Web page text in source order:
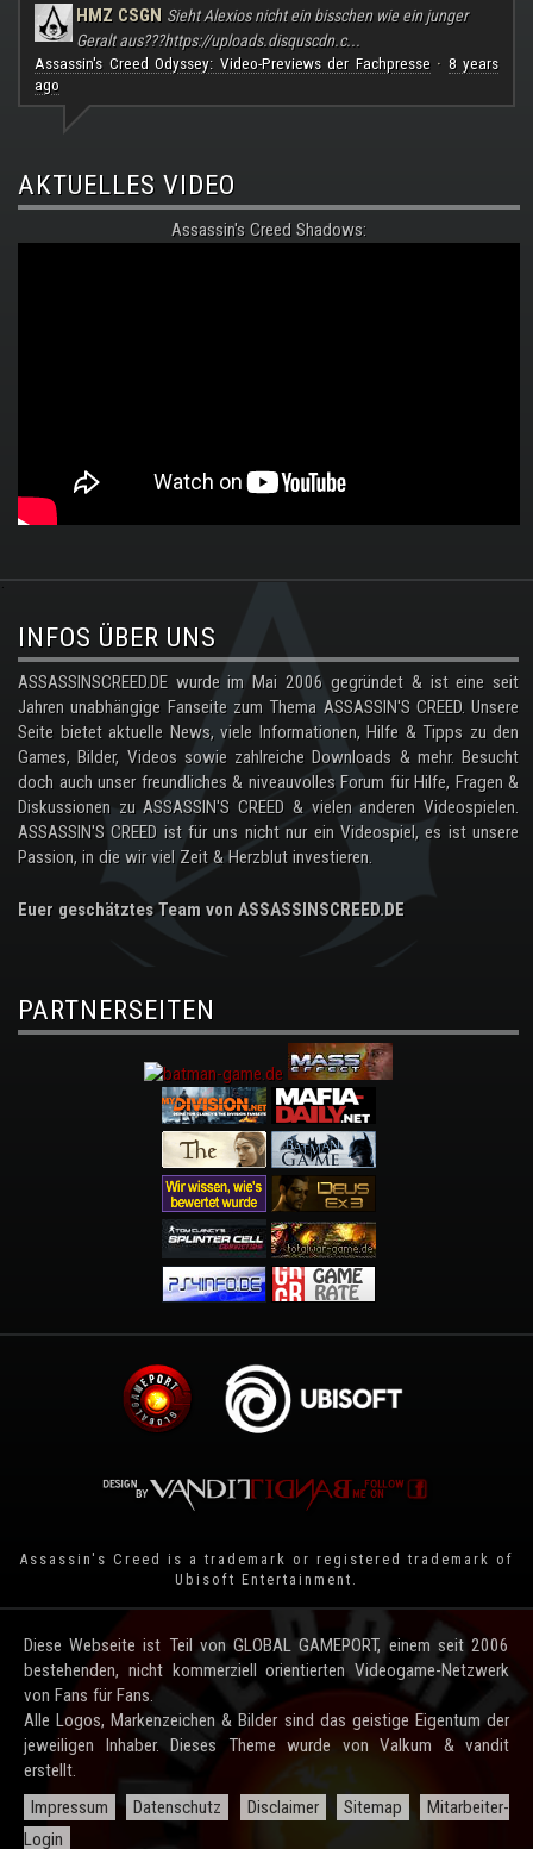
HMZ CSGN Sieht Alexios nicht ein bisschen wie ein junger
Geralt aus???https://uploads.disquscdn.c...
Assassin's Creed Odyssey: Video-Previews der Fachpresse· 8 years
ago
AKTUELLES VIDEO
Assassin's Creed Shadows:
.
INFOS ÜBER UNS
ASSASSINSCREED.DE wurde im Mai 2006 gegründet & ist eine seit
Jahren unabhängige Fanseite zum Thema ASSASSIN'S CREED. Unsere
Seite bietet aktuelle News, viele Informationen, Hilfe & Tipps zu den
Games, Bilder, Videos sowie zahlreiche Downloads & mehr. Besucht
doch auch unser freundliches & niveauvolles Forum für Hilfe, Fragen &
Diskussionen zu ASSASSIN'S CREED & vielen anderen Videospielen.
ASSASSIN'S CREED ist für uns nicht nur ein Videospiel, es ist unsere
Passion, in die wir viel Zeit & Herzblut investieren.
Euer geschätztes Team von ASSASSINSCREED.DE
PARTNERSEITEN
Assassin's Creed is a trademark or registered trademark of
Ubisoft Entertainment
Diese Webseite ist Teil von GLOBAL GAMEPORT, einem seit 2006
bestehenden, nicht kommerziell orientierten Videogame-Netzwerk
von Fans für Fans.
Alle Logos, Markenzeichen & Bilder sind das geistige Eigentum der
jeweiligen Inhaber. Dieses Theme wurde von Valkum & vandit
erstellt.
Impressum
Datenschutz Disclaimer Sitemap
Mitarbeiter-
Login